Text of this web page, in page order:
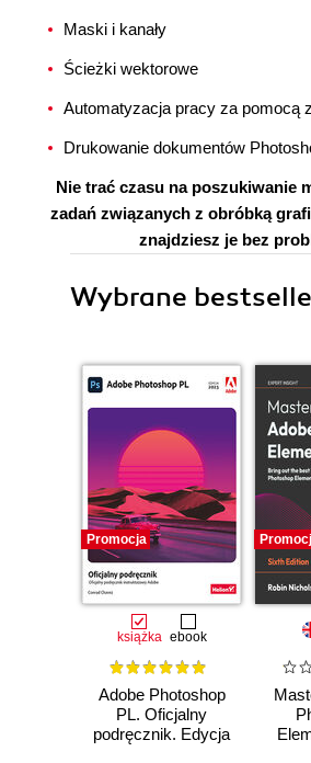
Maski i kanały
Ścieżki wektorowe
Automatyzacja pracy za pomocą
Drukowanie dokumentów
Nie trać czasu na poszukiwanie
zadań związanych z obróbką
znajdziesz je bez
Wybrane
Promocja
książka ebook
Adobe Photoshop
PL. Oficjalny
podręcznik. Edycja